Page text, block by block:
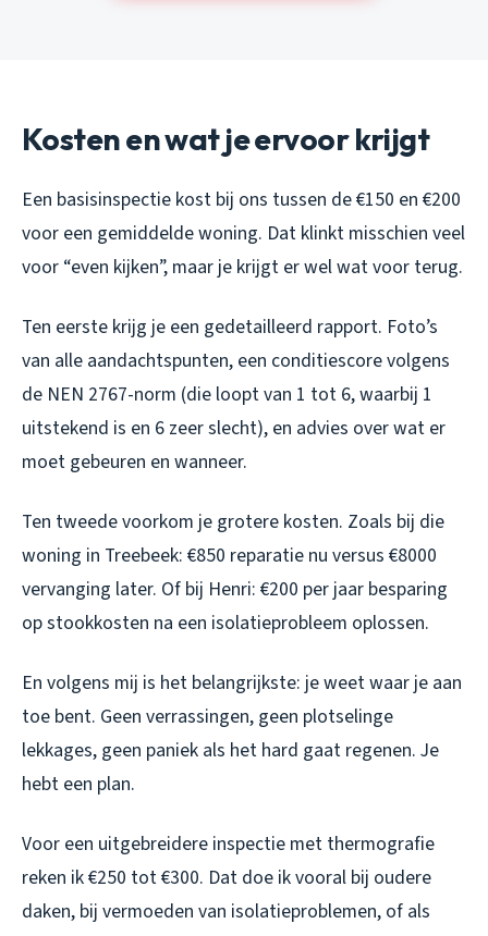
Kosten en wat je ervoor krijgt
Een basisinspectie kost bij ons tussen de €150 en €200
voor een gemiddelde woning. Dat klinkt misschien veel
voor “even kijken”, maar je krijgt er wel wat voor terug.
Ten eerste krijg je een gedetailleerd rapport. Foto’s
van alle aandachtspunten, een conditiescore volgens
de NEN 2767-norm (die loopt van 1 tot 6, waarbij 1
uitstekend is en 6 zeer slecht), en advies over wat er
moet gebeuren en wanneer.
Ten tweede voorkom je grotere kosten. Zoals bij die
woning in Treebeek: €850 reparatie nu versus €8000
vervanging later. Of bij Henri: €200 per jaar besparing
op stookkosten na een isolatieprobleem oplossen.
En volgens mij is het belangrijkste: je weet waar je aan
toe bent. Geen verrassingen, geen plotselinge
lekkages, geen paniek als het hard gaat regenen. Je
hebt een plan.
Voor een uitgebreidere inspectie met thermografie
reken ik €250 tot €300. Dat doe ik vooral bij oudere
daken, bij vermoeden van isolatieproblemen, of als